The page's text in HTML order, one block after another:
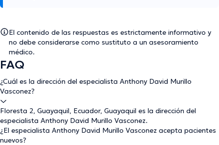
El contenido de las respuestas es estrictamente informativo y
no debe considerarse como sustituto a un asesoramiento
médico.
FAQ
¿Cuál es la dirección del especialista Anthony David Murillo
Vasconez?
Floresta 2, Guayaquil, Ecuador, Guayaquil es la dirección del
especialista Anthony David Murillo Vasconez.
¿El especialista Anthony David Murillo Vasconez acepta pacientes
nuevos?